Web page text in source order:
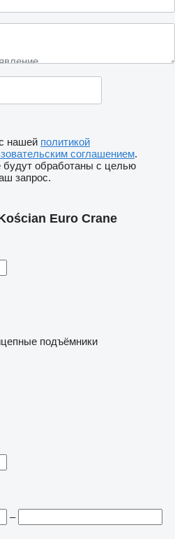
нашей политикой
соглашением.
обработаны с целью
запрос.
Euro Crane
подъёмники
–